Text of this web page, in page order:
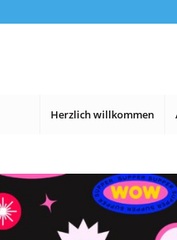
Herzlich willkommen